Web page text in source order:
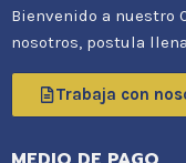
Bienvenido a nuestro
nosotros, postula
Trabaja con